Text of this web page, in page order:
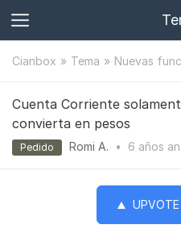
Cianbox Tema Nuevas
Cuenta Corriente
convierta en pesos
Pedido Romi A. • 6 años
UPVOTE